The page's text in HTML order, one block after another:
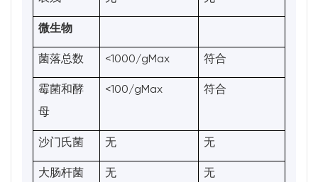
微生物
菌落总数 <1000/gMax 符合
霉菌和酵
母
<100/gMax 符合
沙门氏菌 无 无
大肠杆菌 无 无